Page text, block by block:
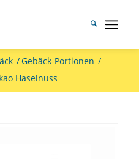
/Gebäck-Portionen /
Haselnuss